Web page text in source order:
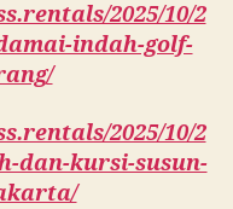
2025/10/2
indah-golf-
2025/10/2
dan-kursi-susun-